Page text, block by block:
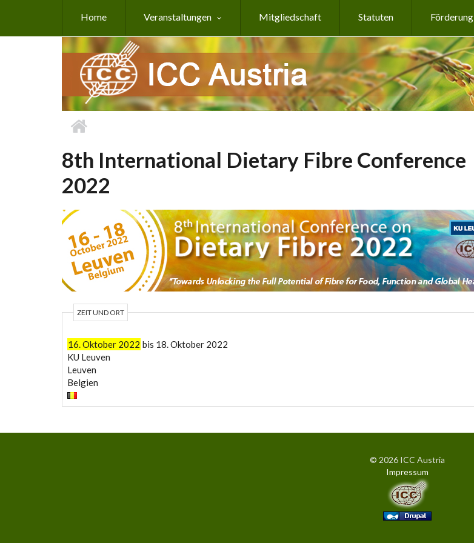
Home Veranstaltungen Mitgliedschaft Statuten Förderung
8th International Dietary Fibre Conference
2022
ZEIT UND ORT
16. Oktober 2022 bis 18. Oktober 2022
KU Leuven
Leuven
Belgien
© 2026 ICC Austria
Impressum